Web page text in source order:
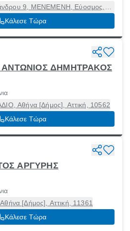
9, ΜΕΝΕΜΕΝΗ, Εύοσμος,
54628
Κάλεσε Τώρα
ΑNΤΩΝΙΟΣ ΔΗΜΗΤΡΑΚΟΣ
Αθήνα [Δήμος], Αττική, 10562
Κάλεσε Τώρα
ΑΡΓΥΡΗΣ
[Δήμος], Αττική, 11361
Κάλεσε Τώρα